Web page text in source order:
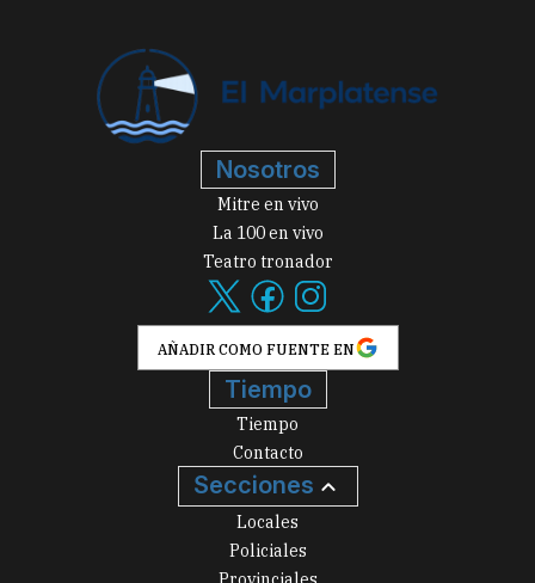
Nosotros
Mitre en vivo
La 100 en vivo
Teatro tronador
AÑADIR COMO FUENTE EN
Tiempo
Tiempo
Contacto
Secciones
Locales
Policiales